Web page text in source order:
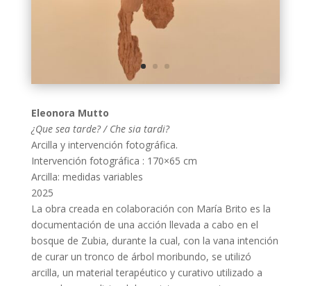
Eleonora Mutto
¿Que sea tarde? / Che sia tardi?
Arcilla y intervención fotográfica.
Intervención fotográfica : 170×65 cm
Arcilla: medidas variables
2025
La obra creada en colaboración con María Brito es la
documentación de una acción llevada a cabo en el
bosque de Zubia, durante la cual, con la vana intención
de curar un tronco de árbol moribundo, se utilizó
arcilla, un material terapéutico y curativo utilizado a